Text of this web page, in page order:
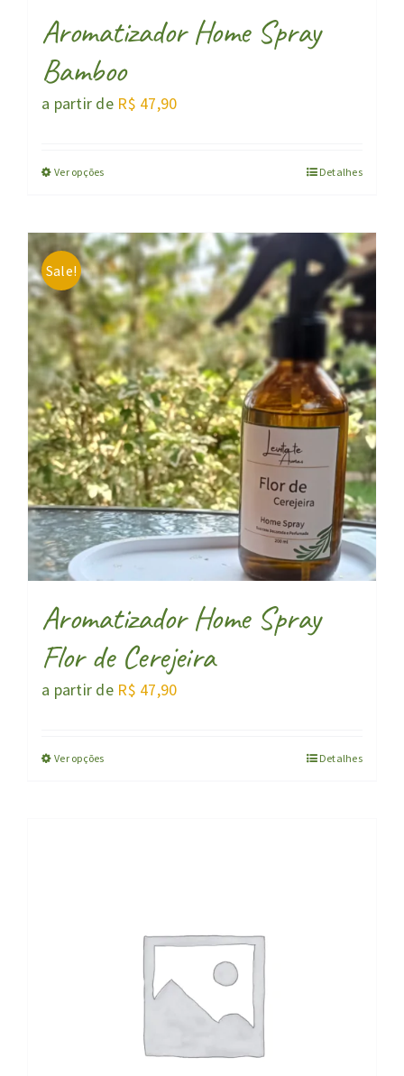
Aromatizador Home Spray
Bamboo
a partir de R$ 47,90
Ver opções Detalhes
Sale!
Aromatizador Home Spray
Flor de Cerejeira
a partir de R$ 47,90
Ver opções Detalhes